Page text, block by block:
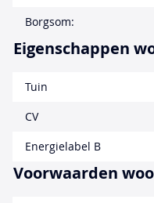
Borgsom:
Eigenschappen
Tuin
CV
Energielabel B
Voorwaarden